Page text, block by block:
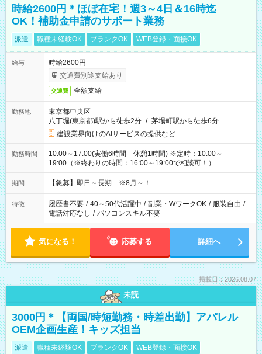
時給2600円＊ほぼ在宅！週3～4日＆16時迄
OK！補助金申請のサポート業務
派遣 職種未経験OK ブランクOK WEB登録・面接OK
給与
時給2600円
交通費別途支給あり
交通費 全額支給
勤務地
東京都中央区
八丁堀(東京都)駅から徒歩2分 / 茅場町駅から徒歩6分
建設業界向けのAIサービスの提供など
勤務時間
10:00～17:00(実働6時間 休憩1時間) ※定時：10:00～
19:00（※終わりの時間：16:00～19:00で相談可！）
期間 【急募】即日～長期 ※8月～！
特徴 履歴書不要 / 40～50代活躍中 / 副業・WワークOK / 服装自由 /
電話対応なし / パソコンスキル不要
気になる！ 応募する 詳細へ
掲載日：2026.08.07
未読
3000円＊【両国/時短勤務・時差出勤】アパレル
OEM企画生産！キッズ担当
派遣 職種未経験OK ブランクOK WEB登録・面接OK